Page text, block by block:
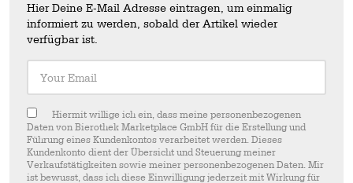
Hier Deine E-Mail Adresse eintragen, um einmalig
informiert zu werden, sobald der Artikel wieder
verfügbar ist.
Hiermit willige ich ein, dass meine personenbezogenen
Daten von Bierothek Marketplace GmbH für die Erstellung und
Führung eines Kundenkontos verarbeitet werden. Dieses
Kundenkonto dient der Übersicht und Steuerung meiner
Verkaufstätigkeiten sowie meiner personenbezogenen Daten. Mir
ist bewusst, dass ich diese Einwilligung jederzeit mit Wirkung für